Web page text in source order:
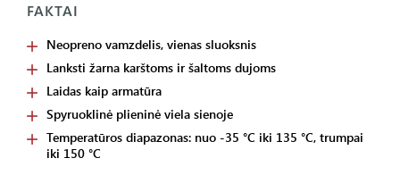
FAKTAI
Neopreno vamzdelis, vienas sluoksnis
Lanksti žarna karštoms ir šaltoms dujoms
Laidas kaip armatūra
Spyruoklinė plieninė viela sienoje
Temperatūros diapazonas: nuo -35 °C iki 135 °C, trumpai
iki 150 °C